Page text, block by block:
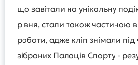
що завітали на унікальну
рівня, стали також частиною
роботи, адже кліп знімали під
зібраних Палаців Спорту -